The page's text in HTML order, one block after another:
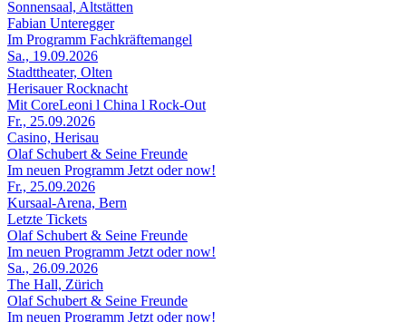
Sonnensaal, Altstätten
Fabian Unteregger
Im Programm Fachkräftemangel
Sa., 19.09.2026
Stadttheater, Olten
Herisauer Rocknacht
Mit CoreLeoni l China l Rock-Out
Fr., 25.09.2026
Casino, Herisau
Olaf Schubert & Seine Freunde
Im neuen Programm Jetzt oder now!
Fr., 25.09.2026
Kursaal-Arena, Bern
Letzte Tickets
Olaf Schubert & Seine Freunde
Im neuen Programm Jetzt oder now!
Sa., 26.09.2026
The Hall, Zürich
Olaf Schubert & Seine Freunde
Im neuen Programm Jetzt oder now!